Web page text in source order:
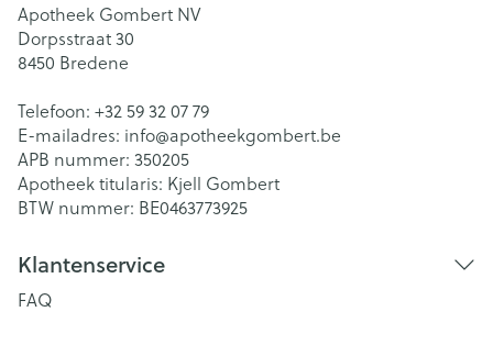
Apotheek Gombert NV
Dorpsstraat 30
8450 Bredene
Telefoon: +32 59 32 07 79
E-mailadres: info@apotheekgombert.be
APB nummer: 350205
Apotheek titularis: Kjell Gombert
BTW nummer: BE0463773925
Klantenservice
FAQ